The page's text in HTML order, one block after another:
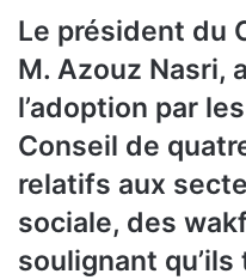
Le président du
M. Azouz Nasri,
l’adoption par
Conseil de
relatifs aux
sociale, des
soulignant